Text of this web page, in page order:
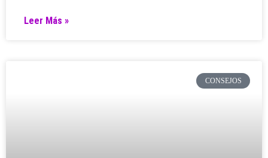
Leer Más »
CONSEJOS